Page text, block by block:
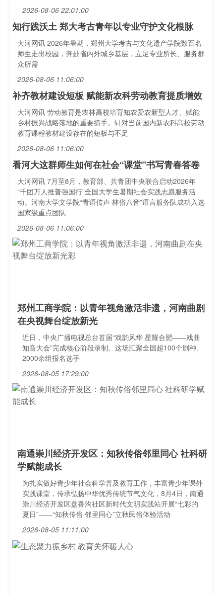
2026-08-06 22:01:00
知行践沃土 郑大考古青年以专业守护文化根脉
大河网讯 2026年暑期，郑州大学考古与文化遗产学院数百名
师生走出校园，奔赴省内外城乡基层，立足专业所长、服务群
众所需
2026-08-06 11:06:00
补齐教材建设短板 赋能新农科劳动教育提质增效
大河网讯 劳动教育是农林高校培育知农爱农新型人才、赋能
乡村振兴战略落地的重要抓手。针对当前国内新农科高校劳动
教育课程教材建设存在的短板与不足
2026-08-06 11:06:00
看河大这群师生如何在社会“课堂”书写青春答卷
大河网讯 7月至8月，教育部、共青团中央联合启动2026年
“千团万人推普强国行”全国大学生暑期社会实践志愿服务活
动。河南大学文学院“青语传声·林俗八音”语言服务队成功入选
国家级重点团队
2026-08-06 11:06:00
郑州工商学院：以青年视角激活非遗，河南曲剧
在央视舞台绽放新光
近日，中央广播电视总台首届“戏韵风华 星耀合肥——戏曲
知音大会”完成核心阶段录制。这场汇聚全国超100个剧种、
2000余组报名选手
2026-08-05 17:29:00
南通崇川经济开发区：知秋传俗邻里同心 社科研
学赋能成长
为扎实做好青少年社会科学普及教育工作，丰富青少年课外
实践课堂，传承弘扬中华优秀传统节气文化，8月4日，南通
崇川经济开发区盘香沟社区新时代文明实践站开展“七彩的
夏日”——“知秋传俗 邻里同心”立秋民俗体验活动
2026-08-05 11:11:00